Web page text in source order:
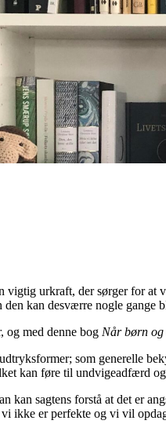
urkraft, der sørger for
kan desværre nogle
og med denne bog Når børn og
som generelle
kan føre til undvigeadfærd
kan sagtens forstå at det er
ikke er perfekte og vi vil